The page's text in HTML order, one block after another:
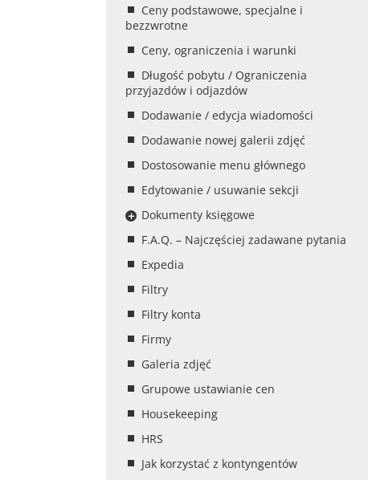
Ceny podstawowe, specjalne i
bezzwrotne
Ceny, ograniczenia i warunki
Długość pobytu / Ograniczenia
przyjazdów i odjazdów
Dodawanie / edycja wiadomości
Dodawanie nowej galerii zdjęć
Dostosowanie menu głównego
Edytowanie / usuwanie sekcji
Dokumenty księgowe
F.A.Q. – Najczęściej zadawane pytania
Expedia
Filtry
Filtry konta
Firmy
Galeria zdjęć
Grupowe ustawianie cen
Housekeeping
HRS
Jak korzystać z kontyngentów